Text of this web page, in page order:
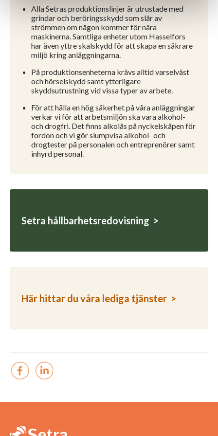
Alla Setras produktionslinjer är utrustade med
grindar och beröringsskydd som slår av
strömmen om någon kommer för nära
maskinerna. Samtliga enheter utom Hasselfors
har även yttre skalskydd för att skapa en säkrare
miljö kring anläggningarna.
På produktionsenheterna krävs alltid varselväst
och hörselskydd samt ytterligare
skyddsutrustning vid vissa typer av arbete.
För att hålla en hög säkerhet på våra anläggningar
verkar vi för att arbetsmiljön ska vara alkohol-
och drogfri. Det finns alkolås på nyckelskåpen för
fordon och vi gör slumpvisa alkohol- och
drogtester på personalen och entreprenörer samt
inhyrd personal.
Setra hållbarhetsredovisning >
Här hittar du våra lediga tjänster >